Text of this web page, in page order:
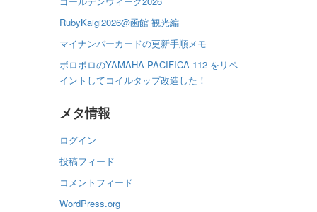
RubyKaigi2026@函館 観光編
マイナンバーカードの更新手順メモ
ボロボロのYAMAHA PACIFICA 112 をリペ
イントしてコイルタップ改造した！
メタ情報
ログイン
投稿フィード
コメントフィード
WordPress.org